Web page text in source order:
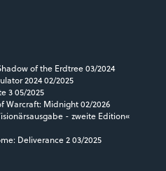
of the Erdtree 03/2024
2024 02/2025
3 05/2025
Warcraft: Midnight 02/2026
- zweite Edition«
Deliverance 2 03/2025